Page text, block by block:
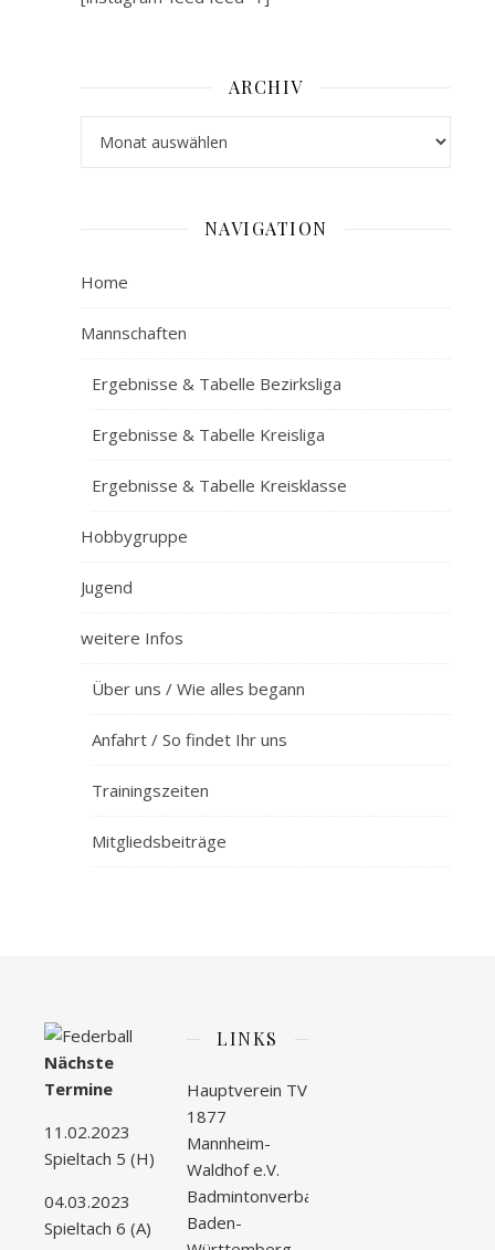
ARCHIV
NAVIGATION
Home
Mannschaften
Ergebnisse & Tabelle Bezirksliga
Ergebnisse & Tabelle Kreisliga
Ergebnisse & Tabelle Kreisklasse
Hobbygruppe
Jugend
weitere Infos
Über uns / Wie alles begann
Anfahrt / So findet Ihr uns
Trainingszeiten
Mitgliedsbeiträge
Nächste
Termine
11.02.2023
Spieltach 5 (H)
04.03.2023
Spieltach 6 (A)
LINKS
Hauptverein TV
1877
Mannheim-
Waldhof e.V.
Badmintonverband
Baden-